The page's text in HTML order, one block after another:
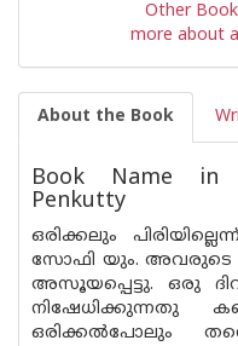
Other
more about
About the Book
Book Name in
Penkutty
ഒരിക്കലും
സോഫി യും. അവരുടെ
അസൂയപ്പെട്ടു. ഒരു
നിഷേധിക്കുന്നതു
ഒരിക്കൽപോലും